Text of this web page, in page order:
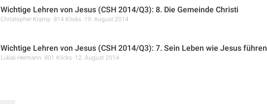
Wichtige Lehren von Jesus (CSH 2014/Q3): 8. Die Gemeinde Christi
Christopher Kramp 814 Klicks 19. August 2014
Wichtige Lehren von Jesus (CSH 2014/Q3): 7. Sein Leben wie Jesus führen
Lukas Hermann 801 Klicks 12. August 2014